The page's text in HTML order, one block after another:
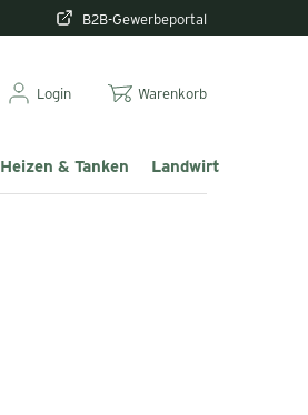
B2B-Gewerbeportal
Login Warenkorb
Heizen & Tanken Landwirtschaft &